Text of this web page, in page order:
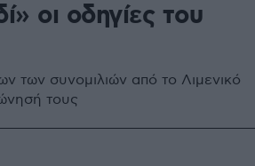
οι οδηγίες του
των συνομιλιών από το Λιμενικό
τους